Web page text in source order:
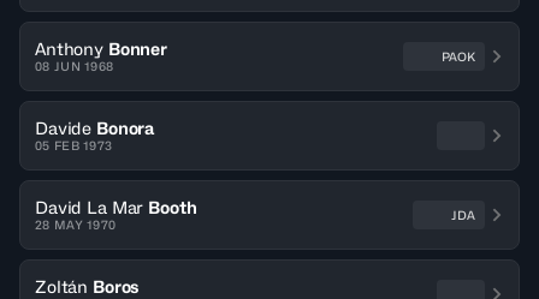
Anthony Bonner
08 JUN 1968
PAOK
Davide Bonora
05 FEB 1973
David La Mar Booth
28 MAY 1970
JDA
Zoltán Boros